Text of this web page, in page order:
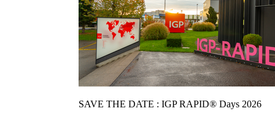
SAVE THE DATE : IGP RAPID® Days 2026